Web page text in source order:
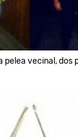
pelea vecinal, dos